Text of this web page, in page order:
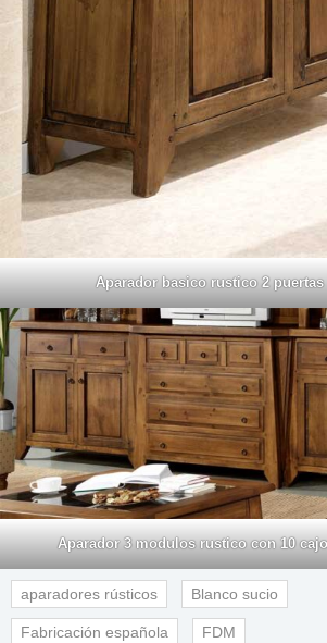
Aparador basico rustico 2 puertas
Aparador 3 modulos rustico con 10
aparadores rústicos Blanco sucio
Fabricación española FDM